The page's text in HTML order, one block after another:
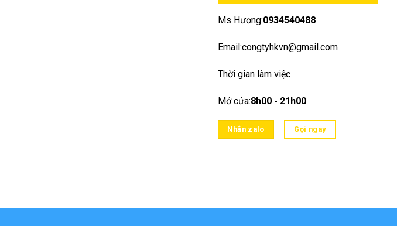
Ms Hương:0934540488
Email:congtyhkvn@gmail.com
Thời gian làm việc
Mở cửa:8h00 - 21h00
Nhắn zalo Gọi ngay